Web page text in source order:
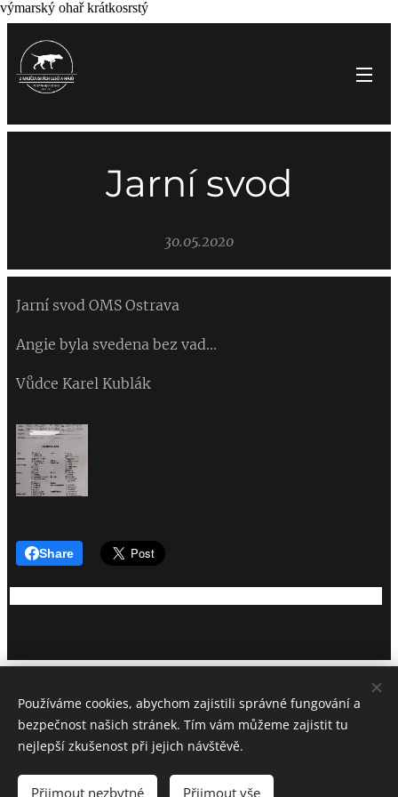
výmarský ohař krátkosrstý
Jarní svod
30.05.2020
Jarní svod OMS Ostrava
Angie byla svedena bez vad...
Vůdce Karel Kublák
Share
CHS Z MILÍČOVSKÝCH LESŮ A HÁJŮ
Petra Trundová
+ 420 773 637 812
info@vymar-ohar.cz
Všechna práva vyhrazena 2018
Používáme cookies, abychom zajistili správné fungování a
bezpečnost našich stránek. Tím vám můžeme zajistit tu
nejlepší zkušenost při jejich návštěvě.
Přijmout nezbytné Přijmout vše